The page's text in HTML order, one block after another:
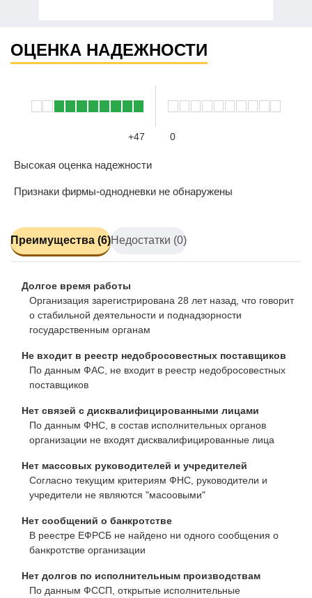
ОЦЕНКА НАДЕЖНОСТИ
+47 0
Высокая оценка надежности
Признаки фирмы-однодневки не обнаружены
Преимущества (6)Недостатки (0)
Долгое время работы
Организация зарегистрирована 28 лет назад, что говорит
о стабильной деятельности и поднадзорности
государственным органам
Не входит в реестр недобросовестных поставщиков
По данным ФАС, не входит в реестр недобросовестных
поставщиков
Нет связей с дисквалифицированными лицами
По данным ФНС, в состав исполнительных органов
организации не входят дисквалифицированные лица
Нет массовых руководителей и учредителей
Согласно текущим критериям ФНС, руководители и
учредители не являются "масоовыми"
Нет сообщений о банкротстве
В реестре ЕФРСБ не найдено ни одного сообщения о
банкротстве организации
Нет долгов по исполнительным производствам
По данным ФССП, открытые исполнительные